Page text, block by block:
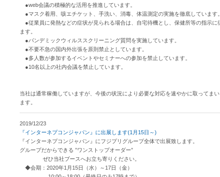
●web会議の積極的な活用を推進しています。
●マスク着用、咳エチケット、手洗い、消毒、体温測定の実施を徹底しています
●従業員に発熱などの症状が見られる場合は、自宅待機とし、保健所等の指示に
ます。
●パンデミックウィルススクリーニング質問を実施しています。
●不要不急の国内外出張を原則禁止としています。
●多人数が参加するイベントやセミナーへの参加を禁止しています。
●10名以上の社内会議を禁止しています。
当社は通常稼働していますが、今後の状況により必要な対応を速やかに取ってま
ます。
2019/12/23
『インターネプコンジャパン』に出展します(1月15日～)
『インターネプコンジャパン』にフジプリグループ全体で出展致します。
グループだからできる ”ワンストップオーダー”
ぜひ当社ブースへお立ち寄りください。
◆会期：2020年1月15日（水）～17日（金）